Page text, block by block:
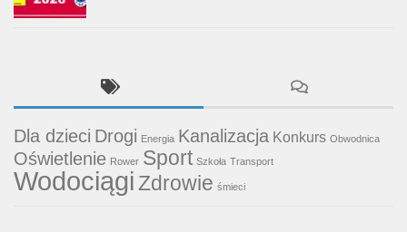
Dla dzieci Drogi Energia Kanalizacja Konkurs Obwodnica
Oświetlenie Rower Sport Szkoła Transport
WodociągiZdrowie śmieci